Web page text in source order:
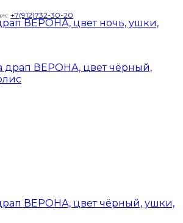
+7(912)732-30-20
ВЕРОНА, цвет ночь, ушки,
ВЕРОНА, цвет чёрный, ушки,